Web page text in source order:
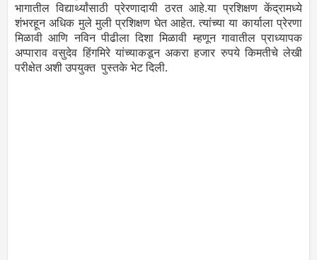
भागातील विद्यार्थ्यांसाठी प्रेरणादायी ठरत आहे.या प्रशिक्षण केंद्रामध्ये
शंभरहून अधिक मुले मुली प्रशिक्षण घेत आहेत. त्यांच्या या कार्याला प्रेरणा
मिळावी आणि नविन पीढीला दिशा मिळावी म्हणून गावातील प्राध्यापक
अप्पाराव वसुदेव हिंगमिरे यांच्याकडून अकरा हजार रुपये किमतीचे लेखी
परीक्षेत अशी उपयुक्त पुस्तके भेट दिली.